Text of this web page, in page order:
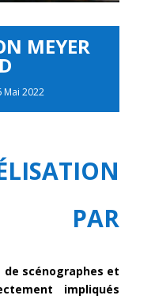
MEYER
Mai 2022
PAR
de scénographes et
impliqués